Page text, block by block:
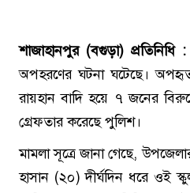
শাজাহানপুর (বগুড়া) প্রতিনিধি :
অপহরণের ঘটনা ঘটেছে।
রায়হান বাদি হয়ে ৭ জনের
গ্রেফতার করেছে পুলিশ।
মামলা সূত্রে জানা গেছে,
হাসান (২০) দীর্ঘদিন ধরে ওই